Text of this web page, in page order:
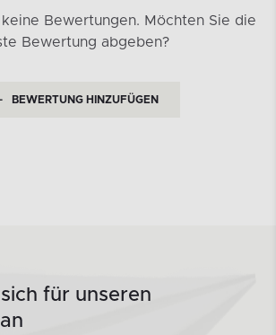
Bewertungen. Möchten Sie die
Bewertung abgeben?
BEWERTUNG HINZUFÜGEN
für unseren